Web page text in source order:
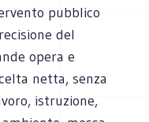
pubblico
del
opera e
netta, senza
istruzione,